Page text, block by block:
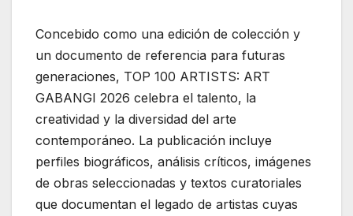
Concebido como una edición de colección y
un documento de referencia para futuras
generaciones, TOP 100 ARTISTS: ART
GABANGI 2026 celebra el talento, la
creatividad y la diversidad del arte
contemporáneo. La publicación incluye
perfiles biográficos, análisis críticos, imágenes
de obras seleccionadas y textos curatoriales
que documentan el legado de artistas cuyas